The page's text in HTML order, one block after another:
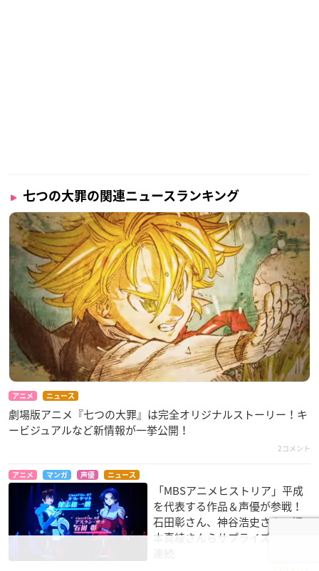
七つの大罪の関連ニュースランキング
アニメ ニュース
劇場版アニメ『七つの大罪』は完全オリジナルストーリー！キ
ービジュアルなど新情報が一挙公開！
2コメント
アニメ マンガ 声優 ニュース
「MBSアニメヒストリア」平成
を代表する作品＆声優が参戦！
石田彰さん、神谷浩史さん、坂
本真綾さんらサプライズ出演の